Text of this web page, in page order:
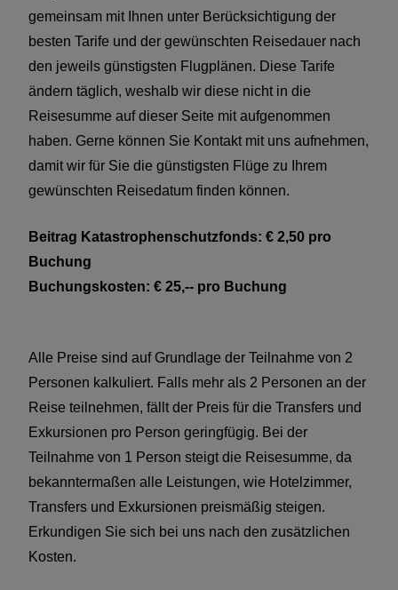
gemeinsam mit Ihnen unter Berücksichtigung der
besten Tarife und der gewünschten Reisedauer nach
den jeweils günstigsten Flugplänen. Diese Tarife
ändern täglich, weshalb wir diese nicht in die
Reisesumme auf dieser Seite mit aufgenommen
haben. Gerne können Sie Kontakt mit uns aufnehmen,
damit wir für Sie die günstigsten Flüge zu Ihrem
gewünschten Reisedatum finden können.
Beitrag Katastrophenschutzfonds: € 2,50 pro
Buchung
Buchungskosten: € 25,-- pro Buchung
Alle Preise sind auf Grundlage der Teilnahme von 2
Personen kalkuliert. Falls mehr als 2 Personen an der
Reise teilnehmen, fällt der Preis für die Transfers und
Exkursionen pro Person geringfügig. Bei der
Teilnahme von 1 Person steigt die Reisesumme, da
bekanntermaßen alle Leistungen, wie Hotelzimmer,
Transfers und Exkursionen preismäßig steigen.
Erkundigen Sie sich bei uns nach den zusätzlichen
Kosten.